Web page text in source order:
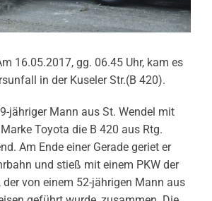
16.05.2017, gg. 06.45 Uhr, kam es
in der Kuseler Str.(B 420).
jähriger Mann aus St. Wendel mit
Toyota die B 420 aus Rtg.
Am Ende einer Gerade geriet er
und stieß mit einem PKW der
der von einem 52-jährigen Mann aus